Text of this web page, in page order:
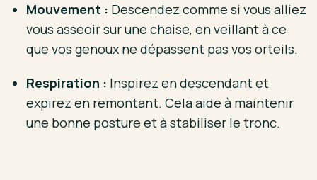
Mouvement : Descendez comme si vous alliez
vous asseoir sur une chaise, en veillant à ce
que vos genoux ne dépassent pas vos orteils.
Respiration : Inspirez en descendant et
expirez en remontant. Cela aide à maintenir
une bonne posture et à stabiliser le tronc.